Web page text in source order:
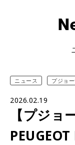
ニュース プジョ
2026.02.19
【プジョ